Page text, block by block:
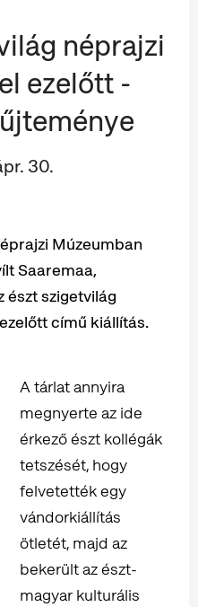
néprajzi
ezelőtt -
30.
Múzeumban
Saaremaa,
észt szigetvilág
című kiállítás.
A tárlat annyira
megnyerte az ide
érkező észt kollégák
tetszését, hogy
felvetették egy
vándorkiállítás
ötletét, majd az
bekerült az észt-
magyar kulturális